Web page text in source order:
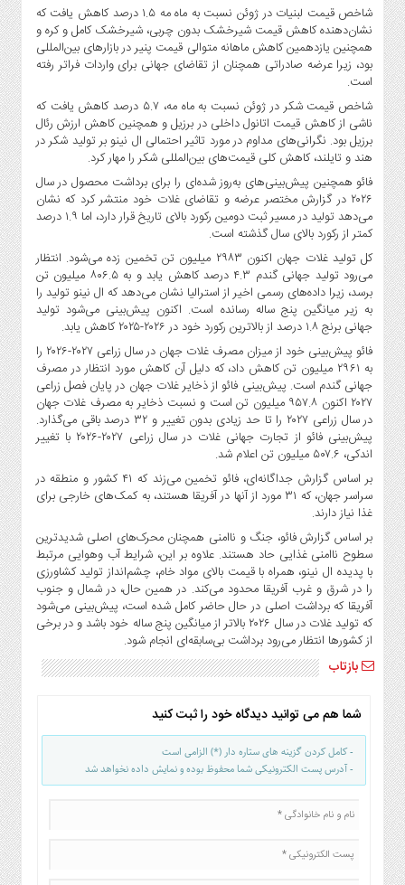
شاخص قیمت لبنیات در ژوئن نسبت به ماه مه ۱.۵ درصد کاهش یافت که
نشان‌دهنده کاهش قیمت شیرخشک بدون چربی، شیرخشک کامل و کره و
همچنین یازدهمین کاهش ماهانه متوالی قیمت پنیر در بازارهای بین‌المللی
بود، زیرا عرضه صادراتی همچنان از تقاضای جهانی برای واردات فراتر رفته
است.
شاخص قیمت شکر در ژوئن نسبت به ماه مه، ۵.۷ درصد کاهش یافت که
ناشی از کاهش قیمت اتانول داخلی در برزیل و همچنین کاهش ارزش رئال
برزیل بود. نگرانی‌های مداوم در مورد تاثیر احتمالی ال نینو بر تولید شکر در
هند و تایلند، کاهش کلی قیمت‌های بین‌المللی شکر را مهار کرد.
فائو همچنین پیش‌بینی‌های به‌روز شده‌ای را برای برداشت محصول در سال
۲۰۲۶ در گزارش مختصر عرضه و تقاضای غلات خود منتشر کرد که نشان
می‌دهد تولید در مسیر ثبت دومین رکورد بالای تاریخ قرار دارد، اما ۱.۹ درصد
کمتر از رکورد بالای سال گذشته است.
کل تولید غلات جهان اکنون ۲۹۸۳ میلیون تن تخمین زده می‌شود. انتظار
می‌رود تولید جهانی گندم ۴.۳ درصد کاهش یابد و به ۸۰۶.۵ میلیون تن
برسد، زیرا داده‌های رسمی اخیر از استرالیا نشان می‌دهد که ال نینو تولید را
به زیر میانگین پنج ساله رسانده است. اکنون پیش‌بینی می‌شود تولید
جهانی برنج ۱.۸ درصد از بالاترین رکورد خود در ۲۰۲۶-۲۰۲۵ کاهش یابد.
فائو پیش‌بینی خود از میزان مصرف غلات جهان در سال زراعی ۲۰۲۷-۲۰۲۶ را
به ۲۹۶۱ میلیون تن کاهش داد، که دلیل آن کاهش مورد انتظار در مصرف
جهانی گندم است. پیش‌بینی فائو از ذخایر غلات جهان در پایان فصل زراعی
۲۰۲۷ اکنون ۹۵۷.۸ میلیون تن است و نسبت ذخایر به مصرف غلات جهان
در سال زراعی ۲۰۲۷ را تا حد زیادی بدون تغییر و ۳۲ درصد باقی می‌گذارد.
پیش‌بینی فائو از تجارت جهانی غلات در سال زراعی ۲۰۲۷-۲۰۲۶ با تغییر
اندکی، ۵۰۷.۶ میلیون تن اعلام شد.
بر اساس گزارش جداگانه‌ای، فائو تخمین می‌زند که ۴۱ کشور و منطقه در
سراسر جهان، که ۳۱ مورد از آنها در آفریقا هستند، به کمک‌های خارجی برای
غذا نیاز دارند.
بر اساس گزارش فائو، جنگ و ناامنی همچنان محرک‌های اصلی شدیدترین
سطوح ناامنی غذایی حاد هستند. علاوه بر این، شرایط آب وهوایی مرتبط
با پدیده ال نینو، همراه با قیمت بالای مواد خام، چشم‌انداز تولید کشاورزی
را در شرق و غرب آفریقا محدود می‌کند. در همین حال، در شمال و جنوب
آفریقا که برداشت اصلی در حال حاضر کامل شده است، پیش‌بینی می‌شود
که تولید غلات در سال ۲۰۲۶ بالاتر از میانگین پنج ساله خود باشد و در برخی
از کشورها انتظار می‌رود برداشت بی‌سابقه‌ای انجام شود.
بازتاب
شما هم می توانید دیدگاه خود را ثبت کنید
- کامل کردن گزینه های ستاره دار (*) الزامی است
- آدرس پست الکترونیکی شما محفوظ بوده و نمایش داده نخواهد شد